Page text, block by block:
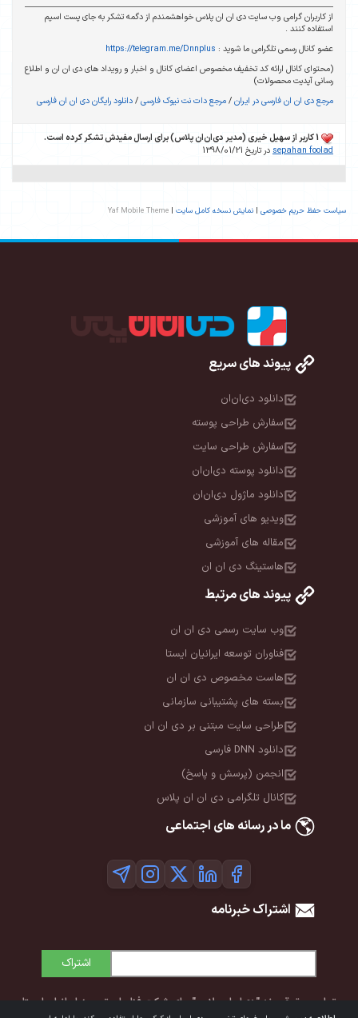
از کاربران گرامی وب سایت دی ان ان پلاس خواهشمندم از دگمه تشکر به جای پست اسپم
استفاده کنند .
عضو کانال رسمی تلگرامی ما شوید : https://telegram.me/Dnnplus
(محتوای کانال ارائه کد تخفیف مخصوص اعضای کانال و اخبار و رویداد های دی ان ان و اطلاع
رسانی آپدیت محصولات)
مرجع دی ان ان فارسی در ایران/مرجع دات نت نیوک فارسی/دانلود رایگان دی ان ان فارسی
sepahan foolad در تاریخ 1398/01/21
سیاست حفظ حریم خصوصی | نمایش نسخه کامل سایت |
Yaf Mobile Theme
پیوند های سریع
دانلود دی‌ان‌ان
سفارش طراحی پوسته
سفارش طراحی سایت
دانلود پوسته دی‌ان‌ان
دانلود ماژول دی‌ان‌ان
ویدیو های آموزشی
مقاله های آموزشی
هاستینگ دی ان ان
پیوند های مرتبط
وب سایت رسمی دی ان ان
فناوران توسعه ایرانیان ایستا
هاست مخصوص دی ان ان
بسته های پشتیبانی سازمانی
طراحی سایت مبتنی بر دی ان ان
دانلود DNN فارسی
انجمن (پرسش و پاسخ)
کانال تلگرامی دی ان ان پلاس
ما در رسانه های اجتماعی
اشتراک خبرنامه
اشتراک
تمامی حقوق برند "دی‌ان‌ان پلاس" برای شرکت فناوران توسعه ایرانیان ایستا